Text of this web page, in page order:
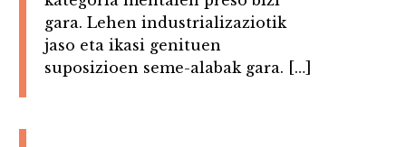
gara. Lehen industrializaziotik
jaso eta ikasi genituen
suposizioen seme-alabak gara. […]